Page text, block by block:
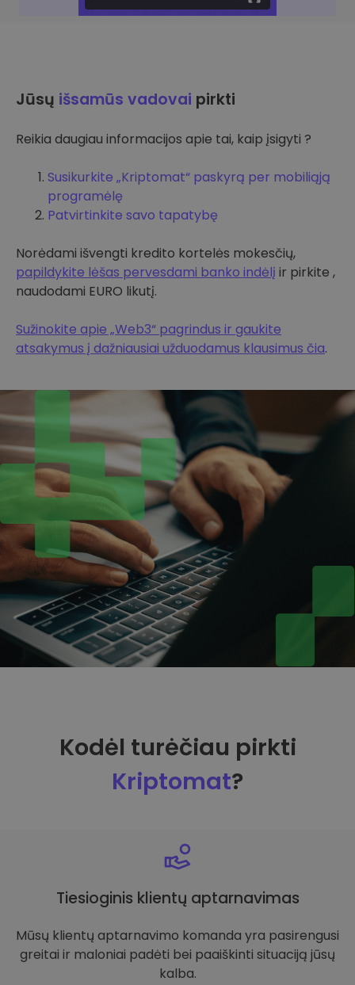
Jūsų išsamūs vadovai pirkti
Reikia daugiau informacijos apie tai, kaip įsigyti ?
Susikurkite „Kriptomat“ paskyrą per mobiliąją
programėlę
Patvirtinkite savo tapatybę
Norėdami išvengti kredito kortelės mokesčių,
papildykite lėšas pervesdami banko indėlį ir pirkite ,
naudodami EURO likutį.
Sužinokite apie „Web3“ pagrindus ir gaukite
atsakymus į dažniausiai užduodamus klausimus čia.
Kodėl turėčiau pirkti
Kriptomat?
Tiesioginis klientų aptarnavimas
Mūsų klientų aptarnavimo komanda yra pasirengusi
greitai ir maloniai padėti bei paaiškinti situaciją jūsų
kalba.